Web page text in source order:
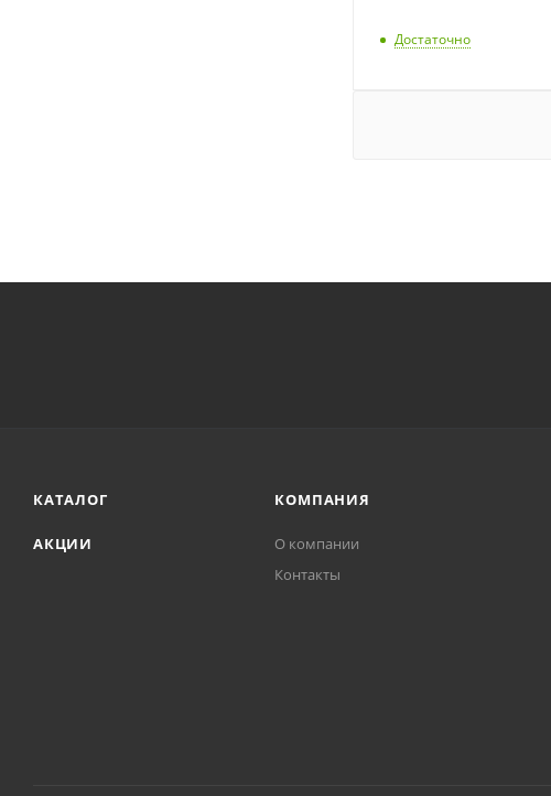
Достаточно
КАТАЛОГ
АКЦИИ
КОМПАНИЯ
О компании
Контакты